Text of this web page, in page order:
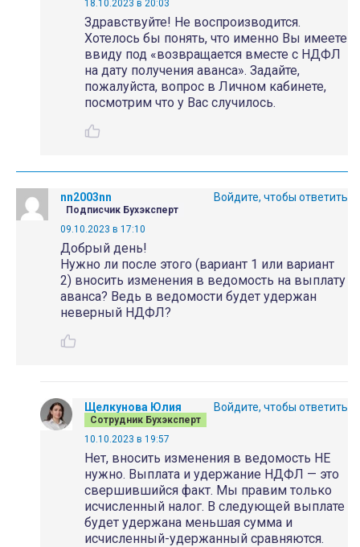
18.10.2023 в 20:03
Здравствуйте! Не воспроизводится.
Хотелось бы понять, что именно Вы имеете
ввиду под «возвращается вместе с НДФЛ
на дату получения аванса». Задайте,
пожалуйста, вопрос в Личном кабинете,
посмотрим что у Вас случилось.
nn2003nn
Подписчик Бухэксперт
09.10.2023 в 17:10
Добрый день!
Нужно ли после этого (вариант 1 или вариант
2) вносить изменения в ведомость на выплату
аванса? Ведь в ведомости будет удержан
неверный НДФЛ?
Войдите, чтобы ответить
Щелкунова Юлия
Сотрудник Бухэксперт
10.10.2023 в 19:57
Нет, вносить изменения в ведомость НЕ
нужно. Выплата и удержание НДФЛ — это
свершившийся факт. Мы правим только
исчисленный налог. В следующей выплате
будет удержана меньшая сумма и
исчисленный-удержанный сравняются.
Войдите, чтобы ответить